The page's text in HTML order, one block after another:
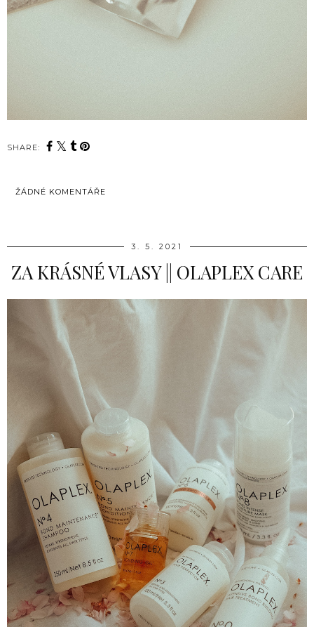
SHARE:
ŽÁDNÉ KOMENTÁŘE
3. 5. 2021
ZA KRÁSNÉ VLASY || OLAPLEX CARE